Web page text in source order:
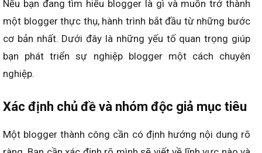
Nếu bạn đang tìm hiểu blogger là gì và muốn trở thành
một blogger thực thụ, hành trình bắt đầu từ những bước
cơ bản nhất. Dưới đây là những yếu tố quan trọng giúp
bạn phát triển sự nghiệp blogger một cách chuyên
nghiệp.
Xác định chủ đề và nhóm độc giả mục tiêu
Một blogger thành công cần có định hướng nội dung rõ